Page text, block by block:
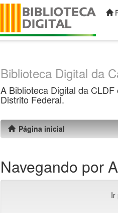
Biblioteca Digital da
A Biblioteca Digital da
Distrito Federal.
Página inicial
Navegando por
Ir